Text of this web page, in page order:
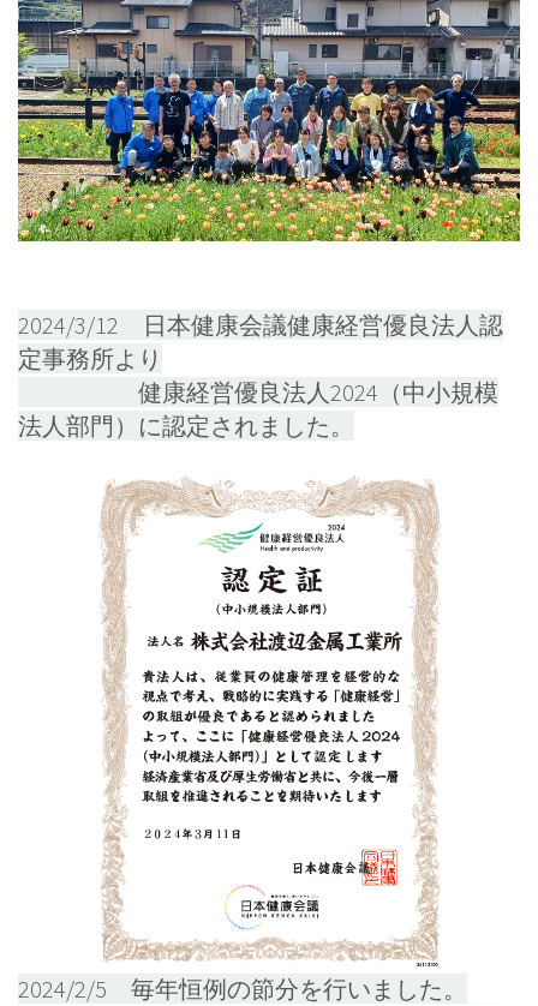
2024/3/12 日本健康会議健康経営優良法人認
定事務所より
健康経営優良法人2024（中小規模
法人部門）に認定されました。
2024/2/5 毎年恒例の節分を行いました。